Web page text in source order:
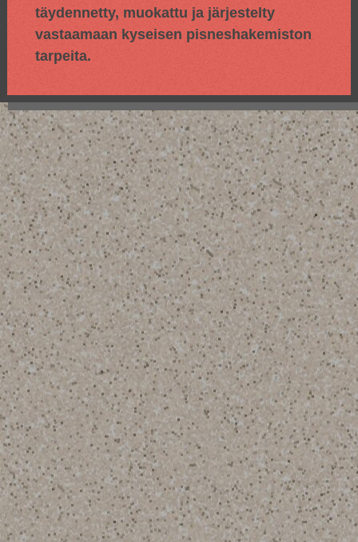
täydennetty, muokattu ja järjestelty
vastaamaan kyseisen pisneshakemiston
tarpeita.